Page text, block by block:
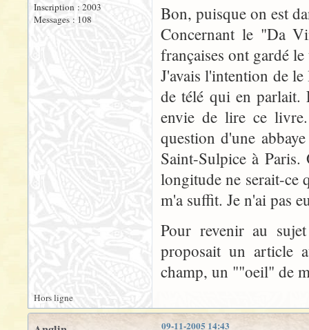
Inscription : 2003
Messages : 108
Bon, puisque on est
Concernant le "Da
françaises ont gardé
J'avais l'intention de
de télé qui en parlait.
envie de lire ce
question d'une
Saint-Sulpice à
longitude ne serait-ce
m'a suffit. Je n'ai pas
Pour revenir au
proposait un article
champ, un ""oeil" de
Hors ligne
09-11-2005 14:43